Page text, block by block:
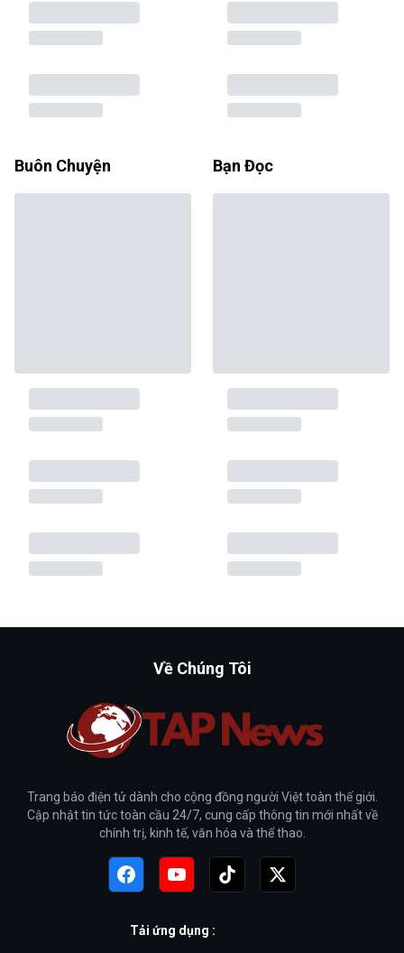
Buôn Chuyện Bạn Đọc
Về Chúng Tôi
Trang báo điện tử dành cho cộng đồng người Việt toàn thế giới.
Cập nhật tin tức toàn cầu 24/7, cung cấp thông tin mới nhất về
chính trị, kinh tế, văn hóa và thể thao.
Tải ứng dụng :